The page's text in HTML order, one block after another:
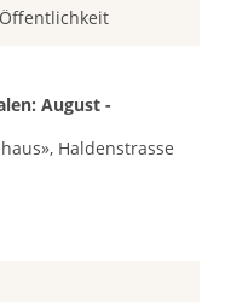
August -
Haldenstrasse